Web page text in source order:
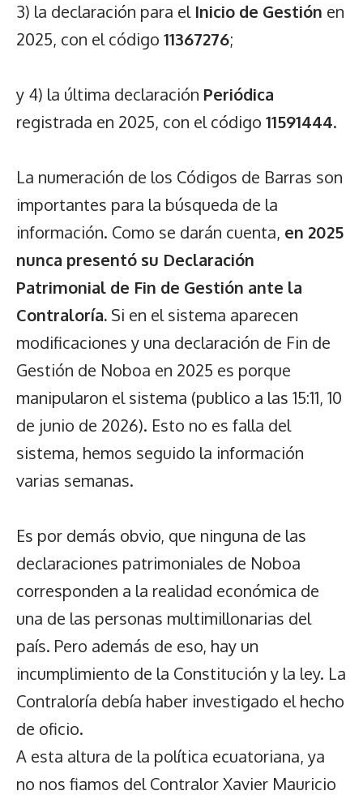
3) la declaración para el Inicio de Gestión en
2025, con el código 11367276;
y 4) la última declaración Periódica
registrada en 2025, con el código 11591444.
La numeración de los Códigos de Barras son
importantes para la búsqueda de la
información. Como se darán cuenta, en 2025
nunca presentó su Declaración
Patrimonial de Fin de Gestión ante la
Contraloría. Si en el sistema aparecen
modificaciones y una declaración de Fin de
Gestión de Noboa en 2025 es porque
manipularon el sistema (publico a las 15:11, 10
de junio de 2026). Esto no es falla del
sistema, hemos seguido la información
varias semanas.
Es por demás obvio, que ninguna de las
declaraciones patrimoniales de Noboa
corresponden a la realidad económica de
una de las personas multimillonarias del
país. Pero además de eso, hay un
incumplimiento de la Constitución y la ley. La
Contraloría debía haber investigado el hecho
de oficio.
A esta altura de la política ecuatoriana, ya
no nos fiamos del Contralor Xavier Mauricio